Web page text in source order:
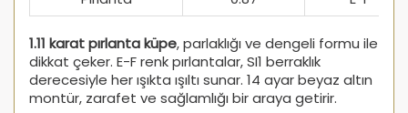
1.11 karat pırlanta küpe, parlaklığı ve dengeli formu ile
dikkat çeker. E-F renk pırlantalar, SI1 berraklık
derecesiyle her ışıkta ışıltı sunar. 14 ayar beyaz altın
montür, zarafet ve sağlamlığı bir araya getirir.